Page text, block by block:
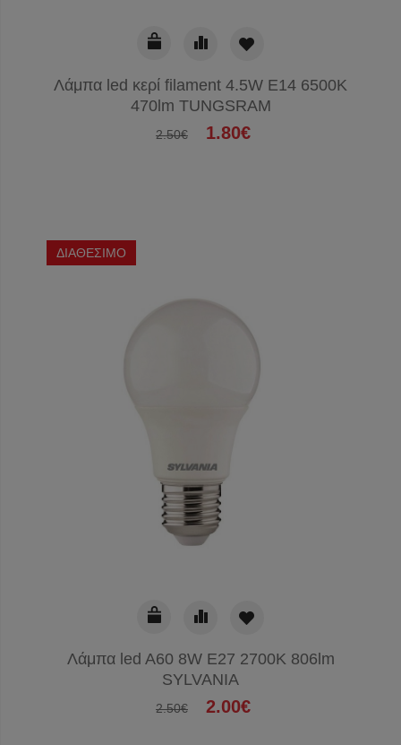
Λάμπα led κερί filament 4.5W E14 6500K
470lm TUNGSRAM
2.50€ 1.80€
ΔΙΑΘΕΣΙΜΟ
Λάμπα led A60 8W E27 2700K 806lm
SYLVANIA
2.50€ 2.00€